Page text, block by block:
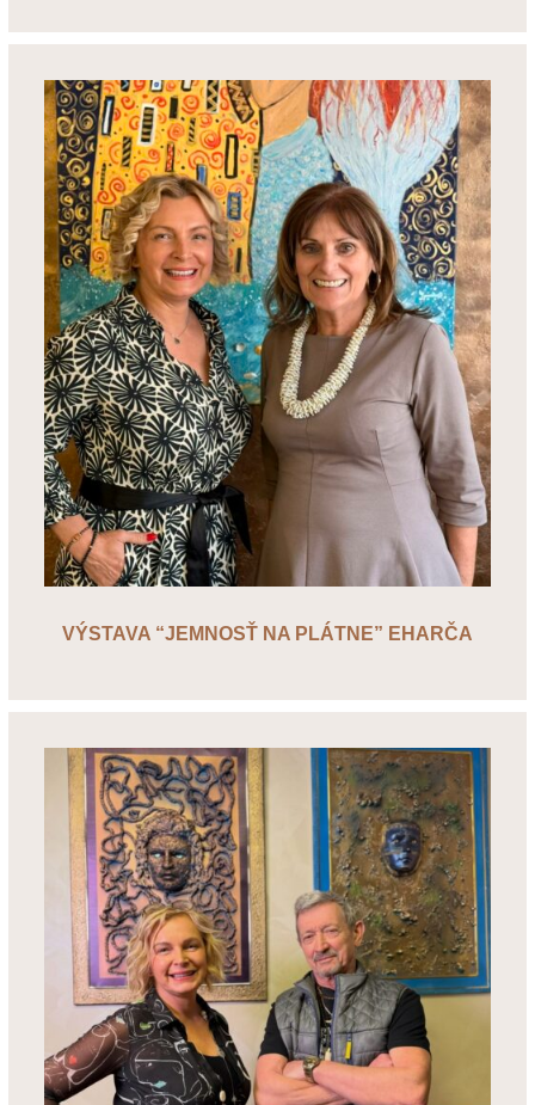
VÝSTAVA “JEMNOSŤ NA PLÁTNE” EHARČA